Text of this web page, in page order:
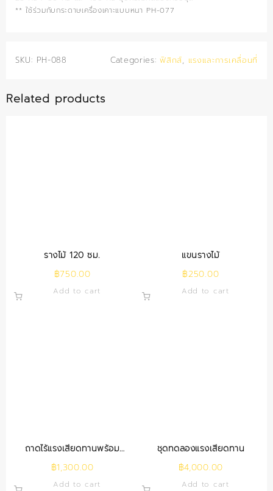
** ใช้ร่วมกับกระดาษเครื่องเคาะแบบหนา PH-077
SKU: PH-088 Categories:ฟิสิกส์, แรงและการเคลื่อนที่
Related products
รางไม้ 120 ซม.
฿750.00
Add to cart
แขนรางไม้
฿250.00
Add to cart
ถาดไร้แรงเสียดทานพร้อม
อุปกรณ์
฿1,300.00
Add to cart
ชุดทดลองแรงเสียดทาน
฿4,000.00
Add to cart